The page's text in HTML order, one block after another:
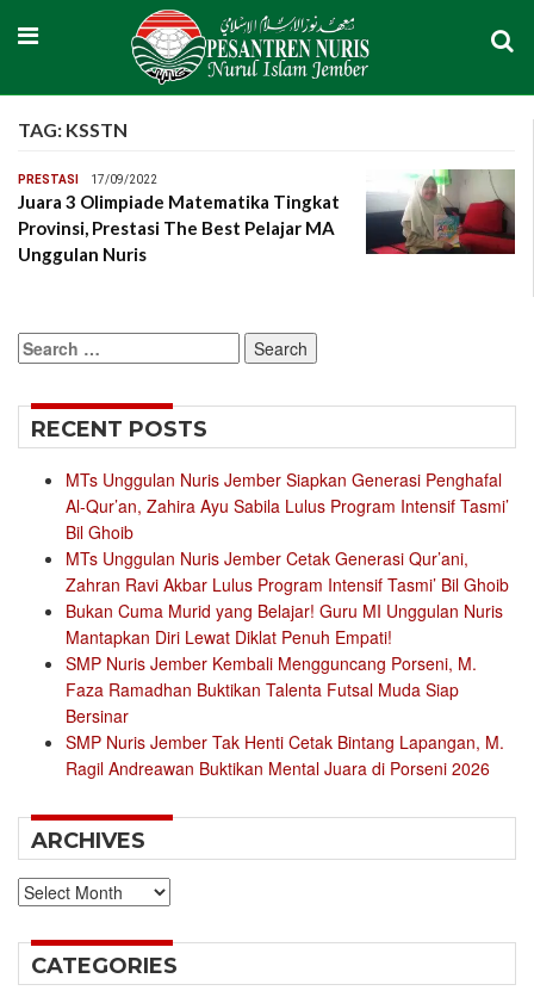
TAG: KSSTN
PRESTASI 17/09/2022
Juara 3 Olimpiade Matematika Tingkat
Provinsi, Prestasi The Best Pelajar MA
Unggulan Nuris
Search
for:
RECENT POSTS
MTs Unggulan Nuris Jember Siapkan Generasi Penghafal
Al-Qur’an, Zahira Ayu Sabila Lulus Program Intensif Tasmi’
Bil Ghoib
MTs Unggulan Nuris Jember Cetak Generasi Qur’ani,
Zahran Ravi Akbar Lulus Program Intensif Tasmi’ Bil Ghoib
Bukan Cuma Murid yang Belajar! Guru MI Unggulan Nuris
Mantapkan Diri Lewat Diklat Penuh Empati!
SMP Nuris Jember Kembali Mengguncang Porseni, M.
Faza Ramadhan Buktikan Talenta Futsal Muda Siap
Bersinar
SMP Nuris Jember Tak Henti Cetak Bintang Lapangan, M.
Ragil Andreawan Buktikan Mental Juara di Porseni 2026
ARCHIVES
Archives
CATEGORIES